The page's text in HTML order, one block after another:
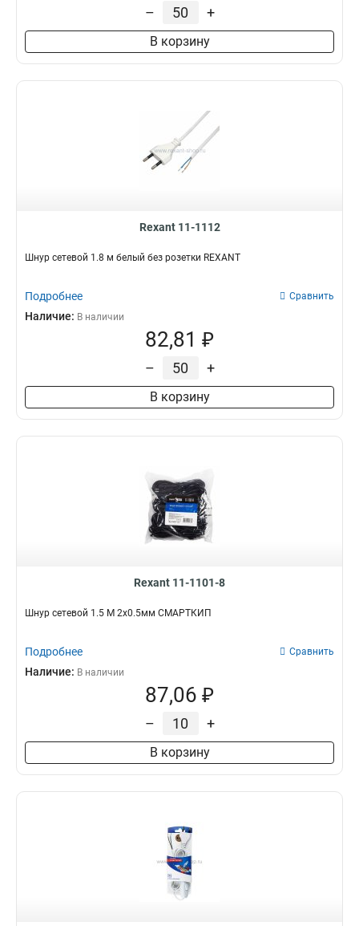
– +
В корзину
Rexant 11-1112
Шнур сетевой 1.8 м белый без розетки REXANT
Подробнее Сравнить
Наличие: В наличии
82,81 ₽
– +
В корзину
Rexant 11-1101-8
Шнур сетевой 1.5 М 2x0.5мм СМАРТКИП
Подробнее Сравнить
Наличие: В наличии
87,06 ₽
– +
В корзину